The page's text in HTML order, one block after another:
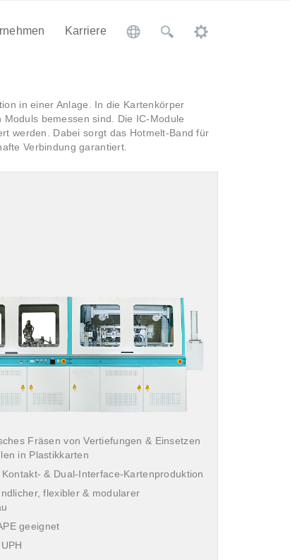
Karriere
in einer Anlage. In die Kartenkörper
bemessen sind. Die IC-Module
werden. Dabei sorgt das Hotmelt-Band für
Verbindung garantiert.
Fräsen von Vertiefungen & Einsetzen
in Plastikkarten
& Dual-Interface-Kartenproduktion
flexibler & modularer
geeignet